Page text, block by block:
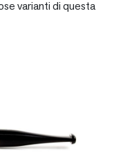
varianti di questa